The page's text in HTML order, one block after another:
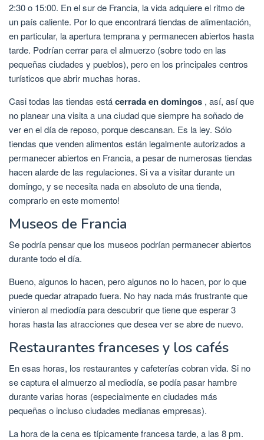
2:30 o 15:00. En el sur de Francia, la vida adquiere el ritmo de
un país caliente. Por lo que encontrará tiendas de alimentación,
en particular, la apertura temprana y permanecen abiertos hasta
tarde. Podrían cerrar para el almuerzo (sobre todo en las
pequeñas ciudades y pueblos), pero en los principales centros
turísticos que abrir muchas horas.
Casi todas las tiendas estácerrada en domingos , así, así que
no planear una visita a una ciudad que siempre ha soñado de
ver en el día de reposo, porque descansan. Es la ley. Sólo
tiendas que venden alimentos están legalmente autorizados a
permanecer abiertos en Francia, a pesar de numerosas tiendas
hacen alarde de las regulaciones. Si va a visitar durante un
domingo, y se necesita nada en absoluto de una tienda,
comprarlo en este momento!
Museos de Francia
Se podría pensar que los museos podrían permanecer abiertos
durante todo el día.
Bueno, algunos lo hacen, pero algunos no lo hacen, por lo que
puede quedar atrapado fuera. No hay nada más frustrante que
vinieron al mediodía para descubrir que tiene que esperar 3
horas hasta las atracciones que desea ver se abre de nuevo.
Restaurantes franceses y los cafés
En esas horas, los restaurantes y cafeterías cobran vida. Si no
se captura el almuerzo al mediodía, se podía pasar hambre
durante varias horas (especialmente en ciudades más
pequeñas o incluso ciudades medianas empresas).
La hora de la cena es típicamente francesa tarde, a las 8 pm.